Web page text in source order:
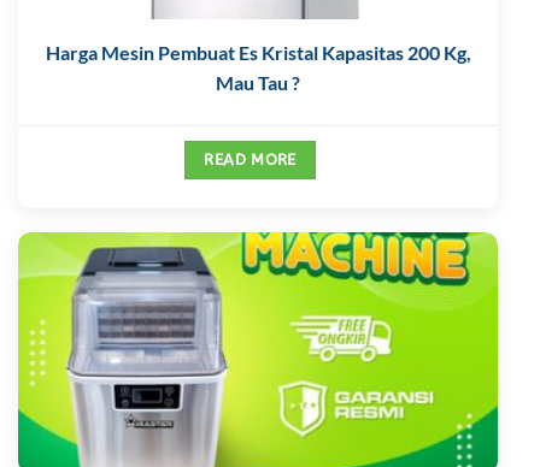
Harga Mesin Pembuat Es Kristal Kapasitas 200 Kg,
Mau Tau ?
READ MORE